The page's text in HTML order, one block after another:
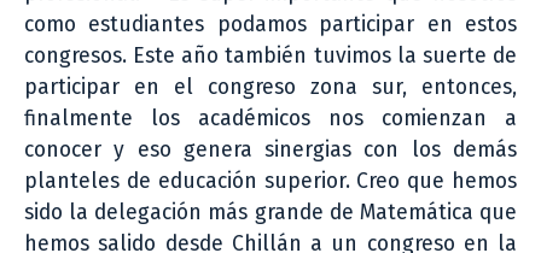
como estudiantes podamos participar en estos
congresos. Este año también tuvimos la suerte de
participar en el congreso zona sur, entonces,
finalmente los académicos nos comienzan a
conocer y eso genera sinergias con los demás
planteles de educación superior. Creo que hemos
sido la delegación más grande de Matemática que
hemos salido desde Chillán a un congreso en la